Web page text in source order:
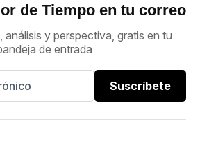
de Tiempo en tu correo
análisis y perspectiva, gratis en tu
de entrada
Suscríbete